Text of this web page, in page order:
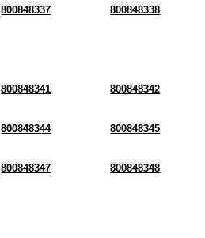
800848337 800848338
800848341 800848342
800848344 800848345
800848347 800848348